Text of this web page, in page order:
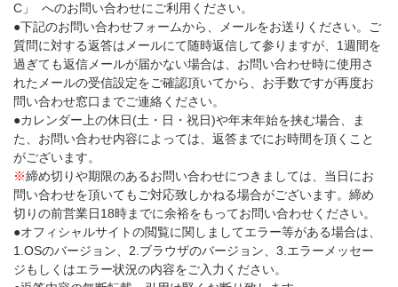
C」 へのお問い合わせにご利用ください。
●下記のお問い合わせフォームから、メールをお送りください。ご
質問に対する返答はメールにて随時返信して参りますが、1週間を
過ぎても返信メールが届かない場合は、お問い合わせ時に使用さ
れたメールの受信設定をご確認頂いてから、お手数ですが再度お
問い合わせ窓口までご連絡ください。
●カレンダー上の休日(土・日・祝日)や年末年始を挟む場合、ま
た、お問い合わせ内容によっては、返答までにお時間を頂くこと
がございます。
※締め切りや期限のあるお問い合わせにつきましては、当日にお
問い合わせを頂いてもご対応致しかねる場合がございます。締め
切りの前営業日18時までに余裕をもってお問い合わせください。
●オフィシャルサイトの閲覧に関しましてエラー等がある場合は、
1.OSのバージョン、2.ブラウザのバージョン、3.エラーメッセー
ジもしくはエラー状況の内容をご入力ください。